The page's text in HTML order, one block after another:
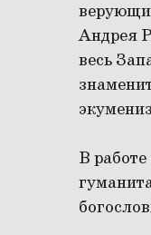
Андрея
весь
В